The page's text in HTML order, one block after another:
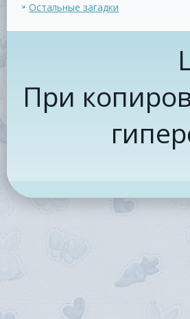
Остальные загадки
При